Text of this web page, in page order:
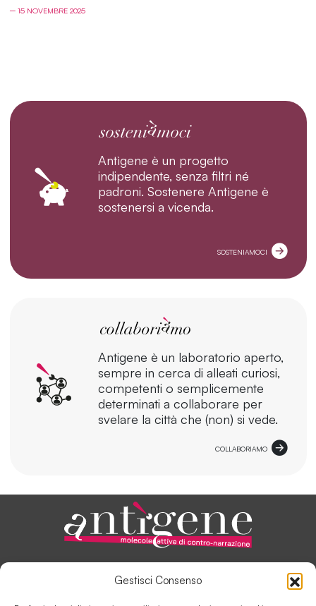
Gestisci Consenso
─ 15 NOVEMBRE 2025
Antìgene è un progetto
indipendente, senza filtri né
padroni. Sostenere Antìgene è
sostenersi a vicenda.
SOSTENIAMOCI
Antigene è un laboratorio aperto,
sempre in cerca di alleati curiosi,
competenti o semplicemente
determinati a collaborare per
svelare la città che (non) si vede.
COLLABORIAMO
ANTÌGENE, IN PILLOLE